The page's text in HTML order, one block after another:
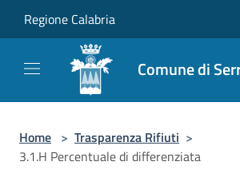
Regione Calabria
Comune di
Home > Trasparenza Rifiuti >
3.1.H Percentuale di differenziata